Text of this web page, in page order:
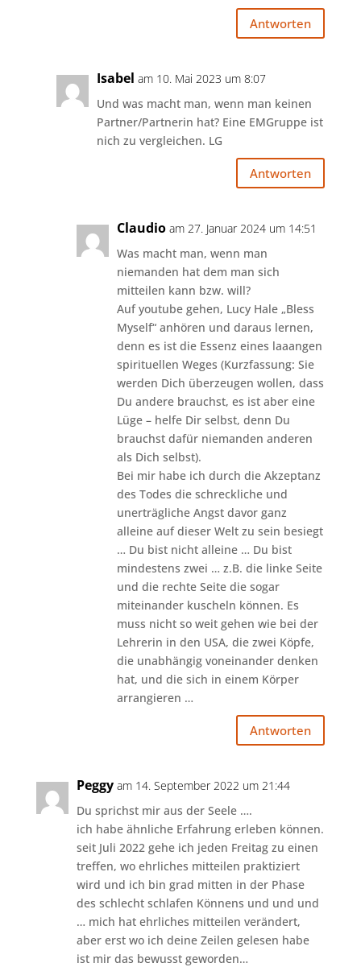
Antworten
Isabel am 10. Mai 2023 um 8:07
Und was macht man, wenn man keinen
Partner/Partnerin hat? Eine EMGruppe ist
nich zu vergleichen. LG
Antworten
Claudio am 27. Januar 2024 um 14:51
Was macht man, wenn man
niemanden hat dem man sich
mitteilen kann bzw. will?
Auf youtube gehen, Lucy Hale „Bless
Myself“ anhören und daraus lernen,
denn es ist die Essenz eines laaangen
spirituellen Weges (Kurzfassung: Sie
werden Dich überzeugen wollen, dass
Du andere brauchst, es ist aber eine
Lüge – helfe Dir selbst, denn Du
brauchst dafür niemanden anderen
als Dich selbst).
Bei mir habe ich durch die Akzeptanz
des Todes die schreckliche und
unerträgliche Angst davor ganz
alleine auf dieser Welt zu sein besiegt
… Du bist nicht alleine … Du bist
mindestens zwei … z.B. die linke Seite
und die rechte Seite die sogar
miteinander kuscheln können. Es
muss nicht so weit gehen wie bei der
Lehrerin in den USA, die zwei Köpfe,
die unabhängig voneinander denken
hat, und die sich in einem Körper
arrangieren …
Antworten
Peggy am 14. September 2022 um 21:44
Du sprichst mir aus der Seele ….
ich habe ähnliche Erfahrung erleben können.
seit Juli 2022 gehe ich jeden Freitag zu einen
treffen, wo ehrliches mitteilen praktiziert
wird und ich bin grad mitten in der Phase
des schlecht schlafen Könnens und und und
… mich hat ehrliches mitteilen verändert,
aber erst wo ich deine Zeilen gelesen habe
ist mir das bewusst geworden…